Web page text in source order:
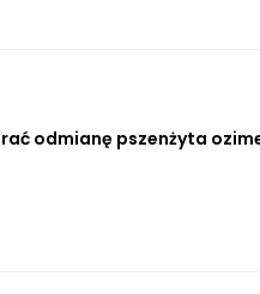
odmianę pszenżyta